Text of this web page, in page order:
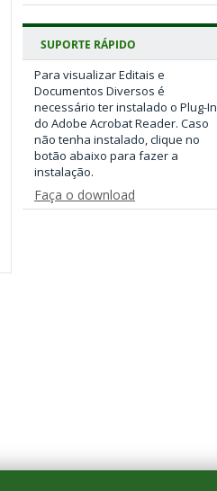
SUPORTE RÁPIDO
Para visualizar Editais e
Documentos Diversos é
necessário ter instalado o Plug-In
do Adobe Acrobat Reader. Caso
não tenha instalado, clique no
botão abaixo para fazer a
instalação.
Faça o download